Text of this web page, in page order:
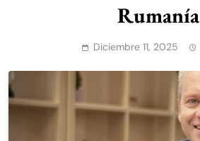
Rumanía
Diciembre 11, 2025